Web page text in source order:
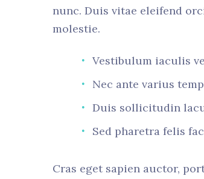
nunc. Duis vitae eleifend
molestie.
Vestibulum iaculis
Nec ante varius
Duis sollicitudin
Sed pharetra felis
Cras eget sapien auctor,